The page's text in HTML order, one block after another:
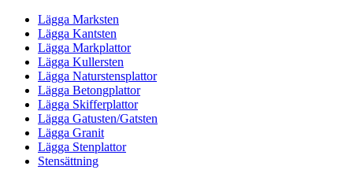
Lägga Marksten
Lägga Kantsten
Lägga Markplattor
Lägga Kullersten
Lägga Naturstensplattor
Lägga Betongplattor
Lägga Skifferplattor
Lägga Gatusten/Gatsten
Lägga Granit
Lägga Stenplattor
Stensättning